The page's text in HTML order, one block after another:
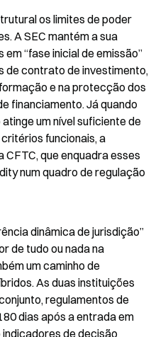
os limites de poder
A SEC mantém a sua
“fase inicial de emissão”
contrato de investimento,
e na protecção dos
financiamento. Já quando
um nível suficiente de
funcionais, a
que enquadra esses
num quadro de regulação
dinâmica de jurisdição”
de tudo ou nada na
um caminho de
As duas instituições
regulamentos de
dias após a entrada em
de decisão